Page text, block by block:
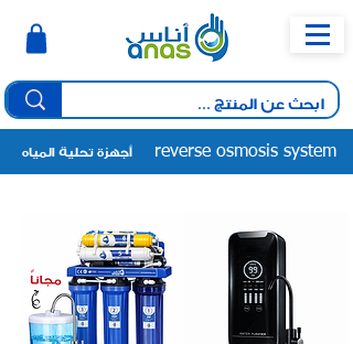
أجهزة تحلية المياه reverse osmosis system